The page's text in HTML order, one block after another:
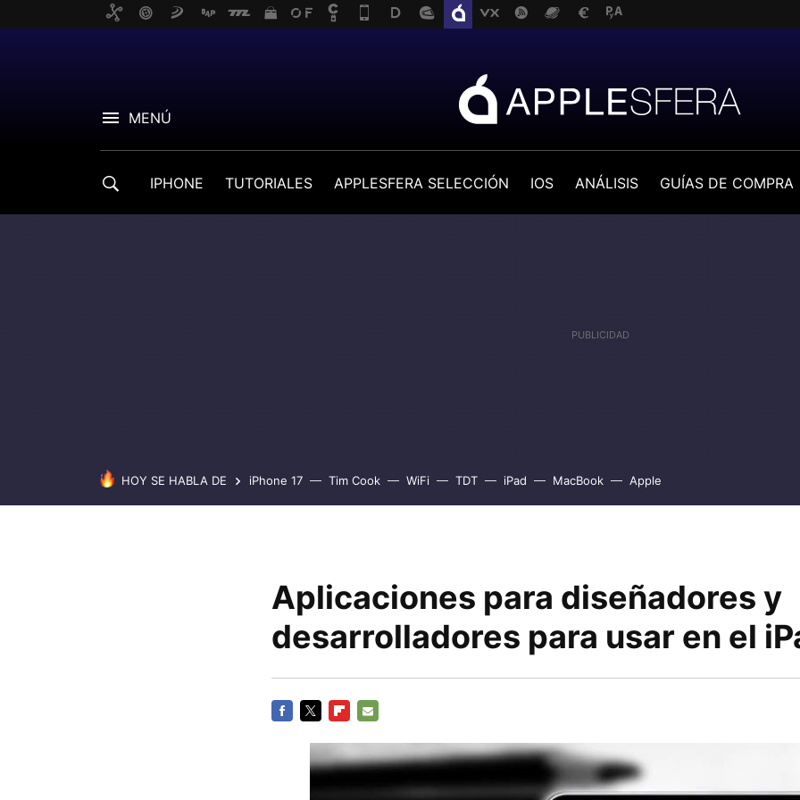
MENÚ
IPHONE TUTORIALES APPLESFERA SELECCIÓN IOS ANÁLISIS GUÍAS DE COMPRA
HOY SE HABLA DE iPhone 17 Tim Cook WiFi TDT iPad MacBook Apple
Aplicaciones para diseñadores y
desarrolladores para usar en el
MAIL